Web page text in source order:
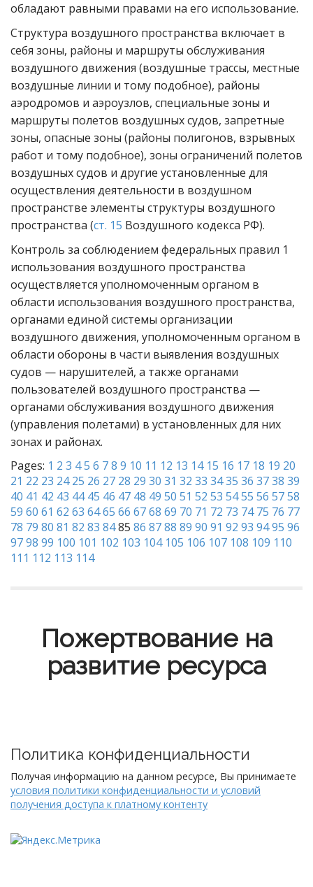
обладают равными правами на его использование.
Структура воздушного пространства включает в
себя зоны, районы и маршруты обслуживания
воздушного движения (воздушные трассы, местные
воздушные линии и тому подобное), районы
аэродромов и аэроузлов, специальные зоны и
маршруты полетов воздушных судов, запретные
зоны, опасные зоны (районы полигонов, взрывных
работ и тому подобное), зоны ограничений полетов
воздушных судов и другие установленные для
осуществления деятельности в воздушном
пространстве элементы структуры воздушного
пространства (ст. 15 Воздушного кодекса РФ).
Контроль за соблюдением федеральных правил 1
использования воздушного пространства
осуществляется уполномоченным органом в
области использования воздушного пространства,
органами единой системы организации
воздушного движения, уполномоченным органом в
области обороны в части выявления воздушных
судов — нарушителей, а также органами
пользователей воздушного пространства —
органами обслуживания воздушного движения
(управления полетами) в установленных для них
зонах и районах.
Pages: 1 2 3 45 6 78 9 10 11 12 13 14 15 16 17 18 19 20
21 22 23 24 25 26 27 28 29 30 31 32 33 3435 36 3738 39
40 41 42 43 44 45 46 47 48 49 50 51 52 53 5455 56 5758
59 60 61 62 63 6465 66 6768 69 70 71 72 73 74 75 76 77
78 79 80 81 82 83 8485 86 8788 89 90 91 92 93 9495 96
9798 99 100 101 102 103 104 105 106 107 108 109 110
111 112 113 114
Пожертвование на
развитие ресурса
Политика конфиденциальности
Получая информацию на данном ресурсе, Вы принимаете
условия политики конфиденциальности и условий
получения доступа к платному контенту